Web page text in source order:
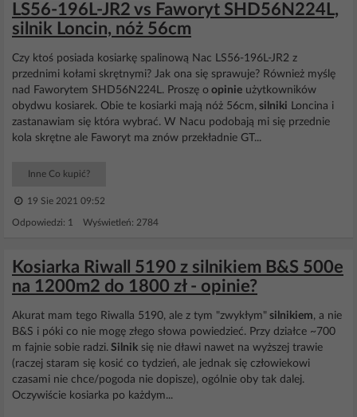
LS56-196L-JR2 vs Faworyt SHD56N224L,
silnik Loncin, nóż 56cm
Czy ktoś posiada kosiarkę spalinową Nac LS56-196L-JR2 z
przednimi kołami skrętnymi? Jak ona się sprawuje? Również myślę
nad Faworytem SHD56N224L. Proszę o opinie użytkowników
obydwu kosiarek. Obie te kosiarki mają nóż 56cm, silniki Loncina i
zastanawiam się która wybrać. W Nacu podobają mi się przednie
kola skrętne ale Faworyt ma znów przekładnie GT...
Inne Co kupić?
19 Sie 2021 09:52
Odpowiedzi: 1 Wyświetleń: 2784
Kosiarka Riwall 5190 z silnikiem B&S 500e
na 1200m2 do 1800 zł - opinie?
Akurat mam tego Riwalla 5190, ale z tym "zwykłym" silnikiem, a nie
B&S i póki co nie mogę złego słowa powiedzieć. Przy działce ~700
m fajnie sobie radzi. Silnik się nie dławi nawet na wyższej trawie
(raczej staram się kosić co tydzień, ale jednak się człowiekowi
czasami nie chce/pogoda nie dopisze), ogólnie oby tak dalej.
Oczywiście kosiarka po każdym...